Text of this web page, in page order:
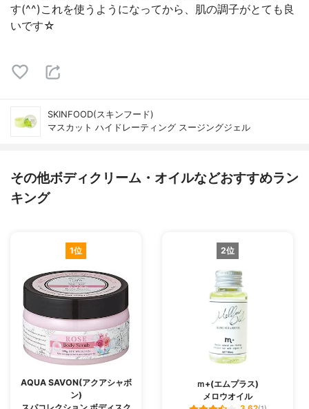
す(^^)これを使うようになってから、肌の調子がとても良
いです☆
SKINFOOD(スキンフード)
マスカット ハイドレーティング スージングジェル
その他ボディクリーム・オイルなどおすすめラン
キング
1位
AQUA SAVON(アクアシャボ
ン)
2位
ｍ+(エムプラス)
メロウオイル